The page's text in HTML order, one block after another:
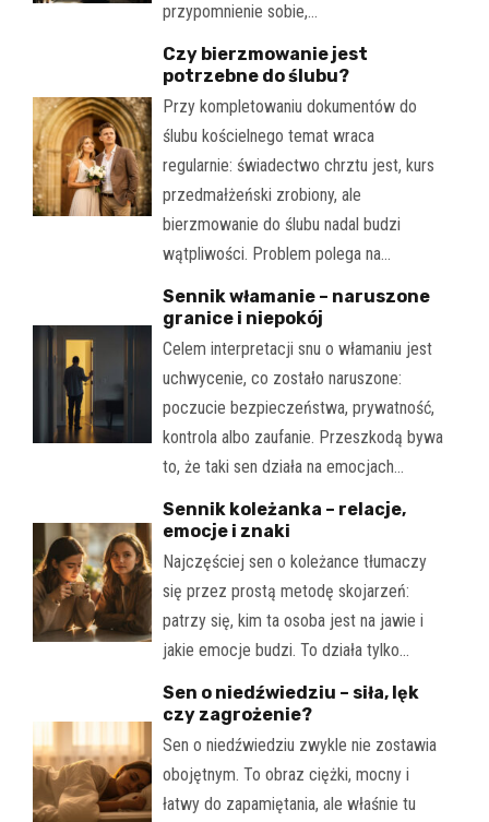
przypomnienie sobie,…
Czy bierzmowanie jest
potrzebne do ślubu?
Przy kompletowaniu dokumentów do
ślubu kościelnego temat wraca
regularnie: świadectwo chrztu jest, kurs
przedmałżeński zrobiony, ale
bierzmowanie do ślubu nadal budzi
wątpliwości. Problem polega na…
Sennik włamanie – naruszone
granice i niepokój
Celem interpretacji snu o włamaniu jest
uchwycenie, co zostało naruszone:
poczucie bezpieczeństwa, prywatność,
kontrola albo zaufanie. Przeszkodą bywa
to, że taki sen działa na emocjach…
Sennik koleżanka – relacje,
emocje i znaki
Najczęściej sen o koleżance tłumaczy
się przez prostą metodę skojarzeń:
patrzy się, kim ta osoba jest na jawie i
jakie emocje budzi. To działa tylko…
Sen o niedźwiedziu – siła, lęk
czy zagrożenie?
Sen o niedźwiedziu zwykle nie zostawia
obojętnym. To obraz ciężki, mocny i
łatwy do zapamiętania, ale właśnie tu